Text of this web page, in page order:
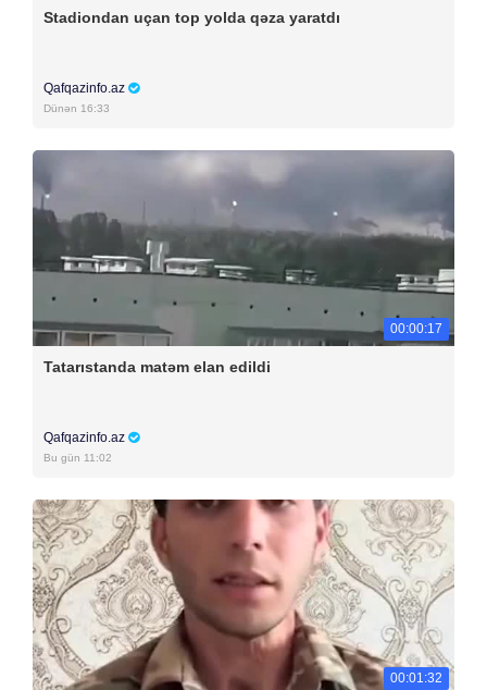
Stadiondan uçan top yolda qəza yaratdı
Qafqazinfo.az
Dünən 16:33
00:00:17
Tatarıstanda matəm elan edildi
Qafqazinfo.az
Bu gün 11:02
00:01:32